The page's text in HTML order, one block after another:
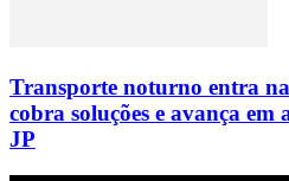
Transporte noturno entra
cobra soluções e avança
JP